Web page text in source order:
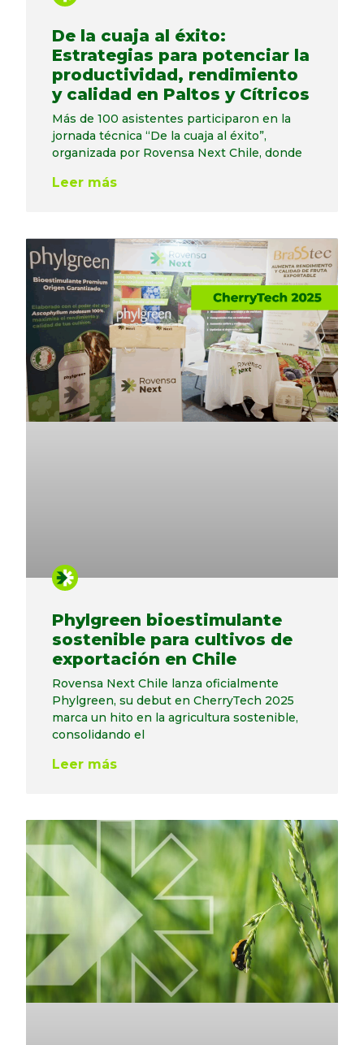
De la cuaja al éxito:
Estrategias para potenciar la
productividad, rendimiento
y calidad en Paltos y Cítricos
Más de 100 asistentes participaron en la
jornada técnica “De la cuaja al éxito”,
organizada por Rovensa Next Chile, donde
Leer más
Phylgreen bioestimulante
sostenible para cultivos de
exportación en Chile
Rovensa Next Chile lanza oficialmente
Phylgreen, su debut en CherryTech 2025
marca un hito en la agricultura sostenible,
consolidando el
Leer más